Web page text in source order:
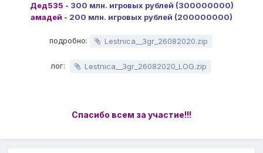
Дед535 - 300 млн. игровых рублей (300000000)
амадей - 200 млн. игровых рублей (200000000)
подробно: Lestnica__3gr_26082020.zip
лог: Lestnica__3gr_26082020_LOG.zip
Спасибо всем за участие!!!